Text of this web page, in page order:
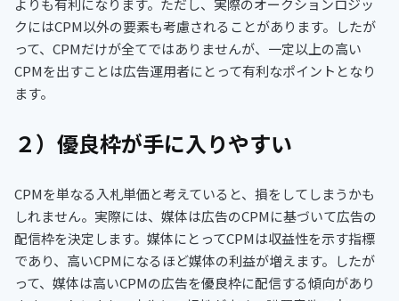
よりも有利になります。ただし、実際のオークションロジッ
クにはCPM以外の要素も考慮されることがあります。したが
って、CPMだけが全てではありませんが、一定以上の高い
CPMを出すことは広告運用者にとって有利なポイントとなり
ます。
２）優良枠が手に入りやすい
CPMを単なる入札単価と考えていると、損をしてしまうかも
しれません。実際には、媒体は広告のCPMに基づいて広告の
配信枠を決定します。媒体にとってCPMは収益性を示す指標
であり、高いCPMになるほど媒体の利益が増えます。したが
って、媒体は高いCPMの広告を優良枠に配信する傾向があり